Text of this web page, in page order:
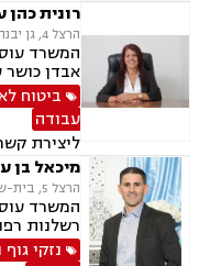
רונית כהן
הרצל 4, גן יבנה
המשרד
אבדן כושר
ביטוח
תאונות
מקומיות
ביטוח
עבודה
ליצירת
מיכאל בן
הרצל 5, בית-שמש
המשרד
רשלנות
תאונות
נזקי